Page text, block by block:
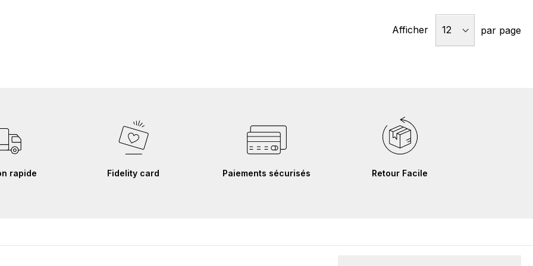
Afficher par page
rapide Fidelity card Paiements sécurisés Retour Facile